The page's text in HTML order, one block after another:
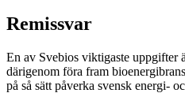
Remissvar
En av Svebios viktigaste uppgifter
därigenom föra fram
på så sätt påverka svensk energi-